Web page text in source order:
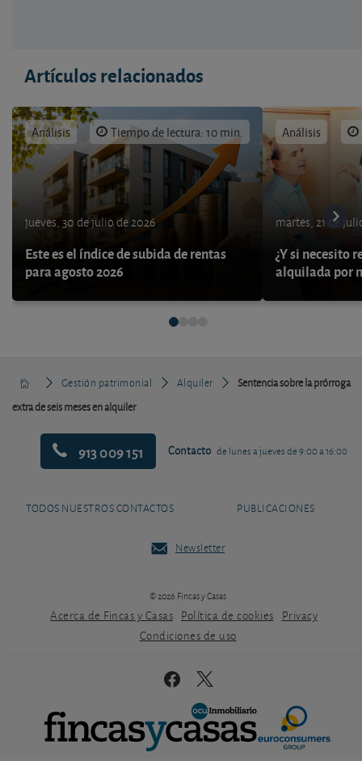
Artículos relacionados
Análisis Tiempo de lectura: 10 min.
jueves, 30 de julio de 2026
Este es el índice de subida de rentas
para agosto 2026
Análisis
martes, 21 de
¿Y si necesito
alquilada por
Gestión patrimonial Alquiler
Sentencia sobre la prórroga
extra de seis meses en alquiler
913 009 151 Contacto de lunes a jueves de 9:00 a 16:00
TODOS NUESTROS CONTACTOS PUBLICACIONES
Newsletter
© 2026 Fincas y Casas
Acerca de Fincas y Casas Política de cookies
Privacy
Condiciones de uso